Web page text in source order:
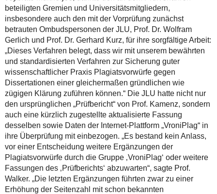
beteiligten Gremien und Universitätsmitgliedern,
insbesondere auch den mit der Vorprüfung zunächst
betrauten Ombudspersonen der JLU, Prof. Dr. Wolfram
Gerlich und Prof. Dr. Gerhard Kurz, für ihre sorgfältige Arbeit:
„Dieses Verfahren belegt, dass wir mit unserem bewährten
und standardisierten Verfahren zur Sicherung guter
wissenschaftlicher Praxis Plagiatsvorwürfe gegen
Dissertationen einer gleichermaßen gründlichen wie
zügigen Klärung zuführen können.“ Die JLU hatte nicht nur
den ursprünglichen „Prüfbericht“ von Prof. Kamenz, sondern
auch eine kürzlich zugestellte aktualisierte Fassung
desselben sowie Daten der Internet-Plattform „VroniPlag“ in
ihre Überprüfung mit einbezogen. „Es bestand kein Anlass,
vor einer Entscheidung weitere Ergänzungen der
Plagiatsvorwürfe durch die Gruppe ‚VroniPlag‘ oder weitere
Fassungen des ‚Prüfberichts‘ abzuwarten“, sagte Prof.
Walker. „Die letzten Ergänzungen führten zwar zu einer
Erhöhung der Seitenzahl mit schon bekannten